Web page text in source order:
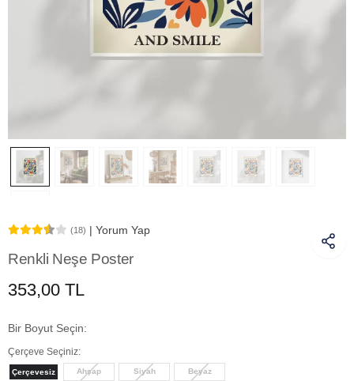
(18) | Yorum Yap
Renkli Neşe Poster
353,00 TL
Bir Boyut Seçin:
Çerçeve Seçiniz:
Çerçevesiz Ahşap Siyah Beyaz